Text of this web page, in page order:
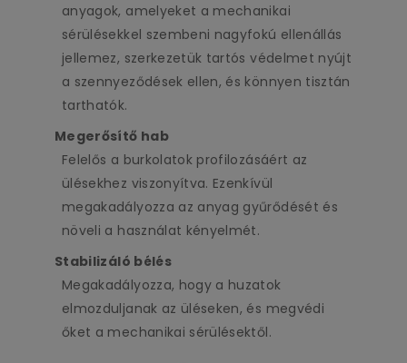
anyagok, amelyeket a mechanikai
sérülésekkel szembeni nagyfokú ellenállás
jellemez, szerkezetük tartós védelmet nyújt
a szennyeződések ellen, és könnyen tisztán
tarthatók.
Megerősítő hab
Felelős a burkolatok profilozásáért az
ülésekhez viszonyítva. Ezenkívül
megakadályozza az anyag gyűrődését és
növeli a használat kényelmét.
Stabilizáló bélés
Megakadályozza, hogy a huzatok
elmozduljanak az üléseken, és megvédi
őket a mechanikai sérülésektől.